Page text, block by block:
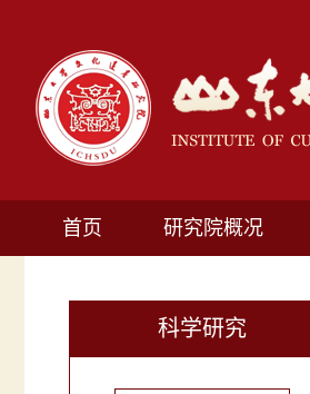
首页 研究院概况
科学研究